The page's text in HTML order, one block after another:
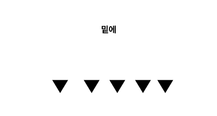
밑에
▼ ▼ ▼ ▼ ▼